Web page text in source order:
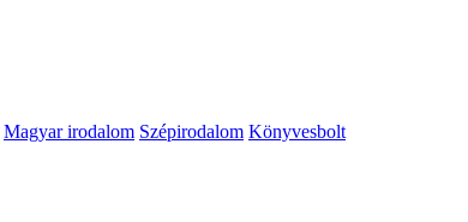
Magyar irodalom Szépirodalom Könyvesbolt